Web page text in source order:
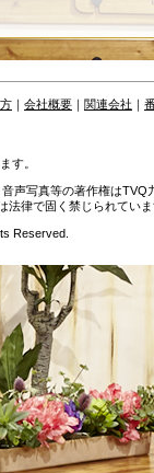
｜ 会社概要 ｜ 関連会社 ｜
す。
声写真等の著作権は
法律で固く禁じられてい
Reserved.